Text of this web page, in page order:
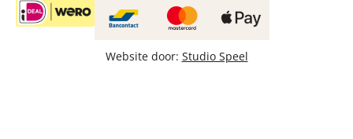
Website door: Studio Speel